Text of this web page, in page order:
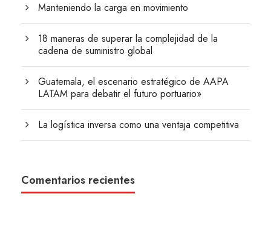
Manteniendo la carga en movimiento
18 maneras de superar la complejidad de la
cadena de suministro global
Guatemala, el escenario estratégico de AAPA
LATAM para debatir el futuro portuario»
La logística inversa como una ventaja competitiva
Comentarios recientes